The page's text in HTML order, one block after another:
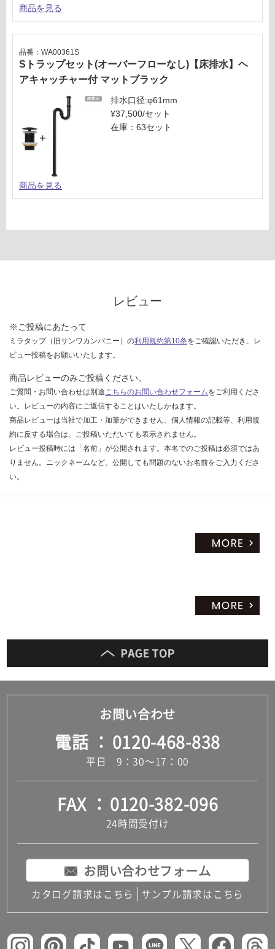
商品を見る
Sトラップセット(オーバーフローなし)【床排水】ヘ
アキャッチャー付 マットブラック
品番：WA00361S
排水口径:φ61mm
¥37,500/セット
在庫：63セット
商品を見る
レビュー
※ご投稿にあたって
ミラタップ（旧サンワカンパニー）の利用規約第10条をご確認いただき、レ
ビュー投稿をお願いいたします。
商品レビューのみご投稿ください。
ご質問・お問い合わせは別途こちらのお問い合わせフォームをご利用くださ
い。レビューの内容にご返信することはいたしかねます。
商品レビューは当社で加工・加筆ができません。個人情報の記載等、利用規
約に反する場合は、ご投稿いただいても表示されません。
レビュー投稿時には「名前」が公開されます。本名でのご投稿は必須ではあ
りません。ニックネームなど、公開しても問題のないお名前をご入力くださ
い。
お問い合わせ
電話 0120-468-838
平日 9：30～17：00
FAX 0120-382-096
24時間受付け
お問い合わせフォーム
カタログ請求はこちら サンプル請求はこちら